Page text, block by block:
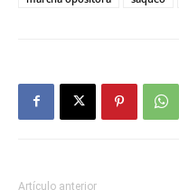
Artículo anterior